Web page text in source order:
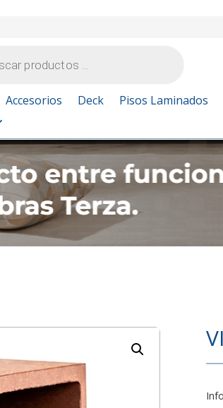
Accesorios Deck Pisos Laminados